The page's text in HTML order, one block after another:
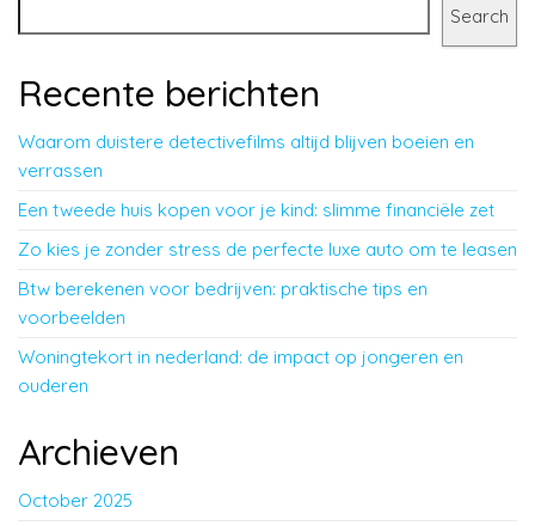
Search
Recente berichten
Waarom duistere detectivefilms altijd blijven boeien en
verrassen
Een tweede huis kopen voor je kind: slimme financiële zet
Zo kies je zonder stress de perfecte luxe auto om te leasen
Btw berekenen voor bedrijven: praktische tips en
voorbeelden
Woningtekort in nederland: de impact op jongeren en
ouderen
Archieven
October 2025